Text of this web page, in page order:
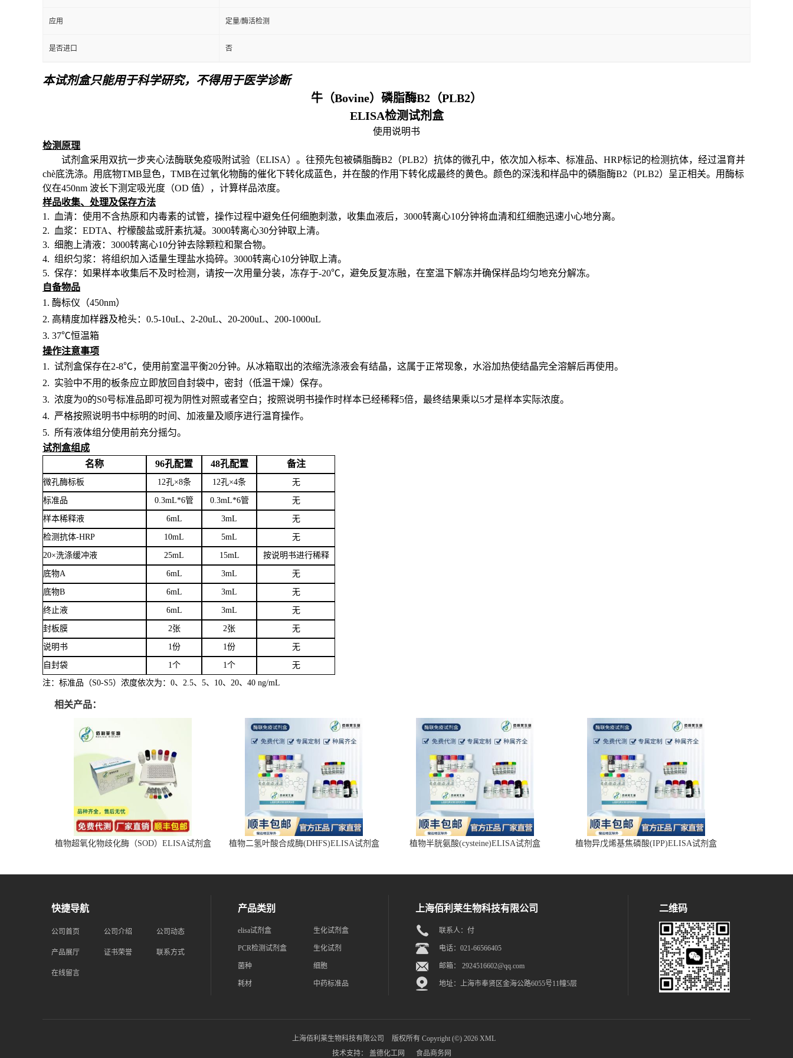
应用 定量/酶活检测
是否进口 否
本试剂盒只能用于科学研究，不得用于医学诊断
牛 （Bovine） 磷脂酶B2（PLB2）
ELISA检测试剂盒
使用说明书
检测原理
试剂盒采用双抗一步夹心法酶联免疫吸附试验（ELISA）。 往预先包被磷脂酶B2（PLB2） 抗体的微孔中，依次加入标本、标准品、 HRP标记的检测抗体，经过温育并
chè底洗涤。用底物TMB显色，TMB在过氧化物酶的催化下转化成蓝色，并在酸的作用下转化成最终的黄色。颜色的深浅和样品中的磷脂酶B2（PLB2） 呈正相关。用酶标
仪在450nm 波长下测定吸光度（OD 值），计算样品浓度。
样品收集、处理及保存方法
1. 血清：使用不含热原和内毒素的试管，操作过程中避免任何细胞刺激，收集血液后，3000转离心10分钟将血清和红细胞迅速小心地分离。
2. 血浆：EDTA、柠檬酸盐或肝素抗凝。3000转离心30分钟取上清。
3. 细胞上清液：3000转离心10分钟去除颗粒和聚合物。
4. 组织匀浆：将组织加入适量生理盐水捣碎。3000转离心10分钟取上清。
5. 保存：如果样本收集后不及时检测，请按一次用量分装，冻存于-20℃，避免反复冻融，在室温下解冻并确保样品均匀地充分解冻。
自备物品
1. 酶标仪（450nm）
2. 高精度加样器及枪头： 0.5-10uL、2-20uL、20-200uL、200-1000uL
3. 37℃恒温箱
操作注意事项
1. 试剂盒保存在2-8℃，使用前室温平衡20分钟。从冰箱取出的浓缩洗涤液会有结晶，这属于正常现象，水浴加热使结晶完全溶解后再使用。
2. 实验中不用的板条应立即放回自封袋中，密封（低温干燥）保存。
3. 浓度为0的S0号标准品即可视为阴性对照或者空白；按照说明书操作时样本已经稀释5倍，最终结果乘以5才是样本实际浓度。
4. 严格按照说明书中标明的时间、加液量及顺序进行温育操作。
5. 所有液体组分使用前充分摇匀。
试剂盒组成
名称
96孔配置 48孔配置 备注
微孔酶标板 12孔×8条 12孔×4条 无
标准品 0.3mL*6管 0.3mL*6管 无
样本稀释液 6mL 3mL 无
检测抗体-HRP 10mL 5mL 无
20×洗涤缓冲液 25mL 15mL 按说明书进行稀释
底物A 6mL 3mL 无
底物B 6mL 3mL 无
终止液 6mL 3mL 无
封板膜 2张 2张 无
说明书 1份 1份 无
自封袋 1个 1个
无
注：标准品（S0-S5）浓度依次为： 0、2.5、5、10、20、40 ng/mL
相关产品：
植物超氧化物歧化酶（SOD）ELISA试剂盒 植物二氢叶酸合成酶(DHFS)ELISA试剂盒 植物半胱氨酸(cysteine)ELISA试剂盒 植物异戊烯基焦磷酸(IPP)ELISA试剂盒
快捷导航
公司首页 公司介绍 公司动态
产品展厅 证书荣誉 联系方式
在线留言
产品类别
elisa试剂盒 生化试剂盒
PCR检测试剂盒 生化试剂
菌种 细胞
耗材 中药标准品
上海佰利莱生物科技有限公司
联系人：付
电话：021-66566405
邮箱： 2924516602@qq.com
地址：上海市奉贤区金海公路6055号11幢5层
二维码
上海佰利莱生物科技有限公司 版权所有 Copyright (©) 2026 XML
技术支持： 盖德化工网 食品商务网